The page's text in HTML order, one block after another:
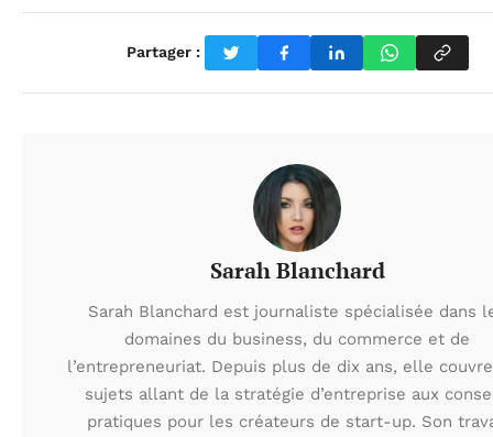
Partager :
Sarah Blanchard
Sarah Blanchard est journaliste spécialisée dans
domaines du business, du commerce et de
l’entrepreneuriat. Depuis plus de dix ans, elle
sujets allant de la stratégie d’entreprise aux
pratiques pour les créateurs de start-up. Son